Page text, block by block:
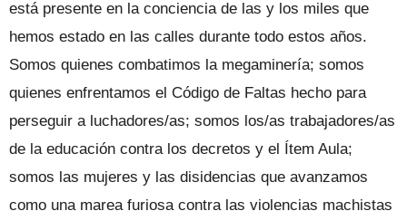
está presente en la conciencia de las y los miles que
hemos estado en las calles durante todo estos años.
Somos quienes combatimos la megaminería; somos
quienes enfrentamos el Código de Faltas hecho para
perseguir a luchadores/as; somos los/as trabajadores/as
de la educación contra los decretos y el Ítem Aula;
somos las mujeres y las disidencias que avanzamos
como una marea furiosa contra las violencias machistas